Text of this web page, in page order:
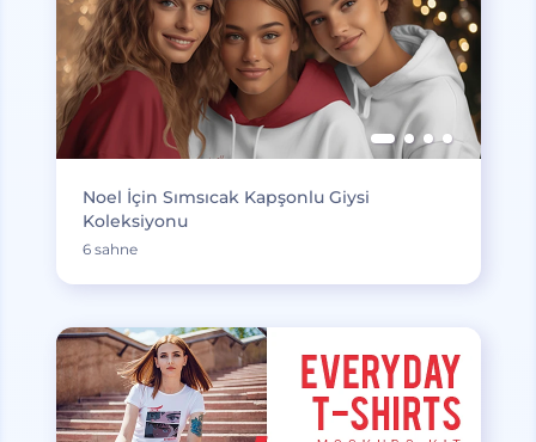
Noel İçin Sımsıcak Kapşonlu Giysi
Koleksiyonu
6 sahne